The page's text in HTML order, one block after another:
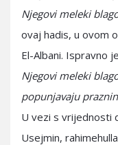
Njegovi meleki
ovaj hadis, u ovom
Njegovi meleki
popunjavaju
U vezi s vrijednosti
Usejmin,